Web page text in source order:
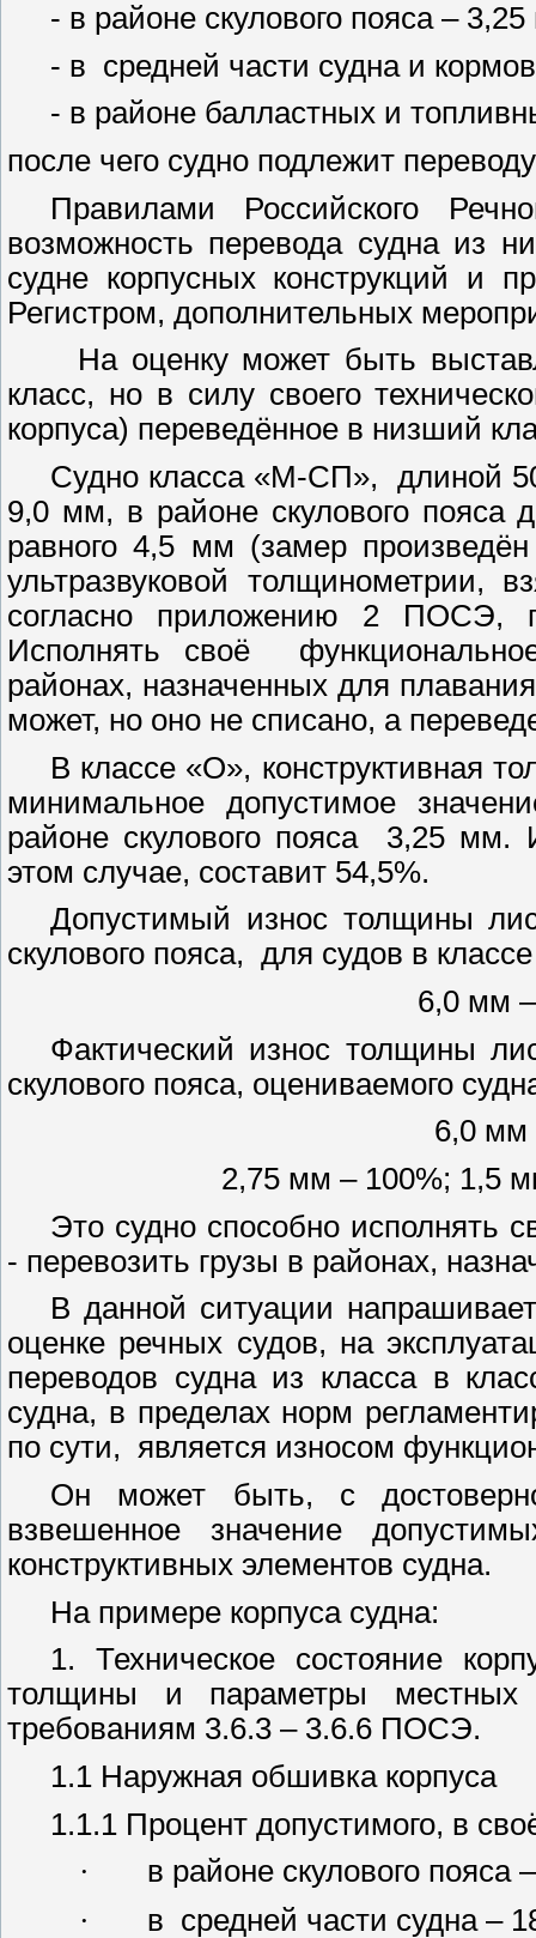
- в районе скулового пояса –
- в средней части судна и
- в районе балластных и
после чего судно подлежит
Правилами Российского
возможность перевода судна из
судне корпусных конструкций и
Регистром, дополнительных
На оценку может быть
класс, но в силу своего
корпуса) переведённое в низший
Судно класса «М-СП»,
длиной
9,0 мм, в районе скулового пояса
равного4,5 мм (замер
ультразвуковой толщинометрии,
согласно приложению 2 ПОСЭ,
Исполнять своё
районах, назначенных для
может, но оно не списано, а
В классе «О», конструктивная
минимальное допустимое
районе скулового пояса
3,25 мм.
этом случае, составит 54,5%.
Допустимый износ толщины
скулового пояса, для судов в
6,0 мм
Фактический износ толщины
скулового пояса, оцениваемого
6,0 мм
2,75 мм – 100%; 1,5
Это судно способно исполнять
- перевозить грузы в районах,
В данной ситуации
оценке речных судов, на
переводов судна из класса в
судна, в пределах норм
по сути,
является износом
Он может быть, с
взвешенное значение
конструктивных элементов судна.
На примере корпуса судна:
1. Техническое состояние
толщины и параметры местных
требованиям 3.6.3 – 3.6.6 ПОСЭ.
1.1 Наружная обшивка корпуса
1.1.1 Процент допустимого, в
· в районе скулового пояса
· в средней части судна –